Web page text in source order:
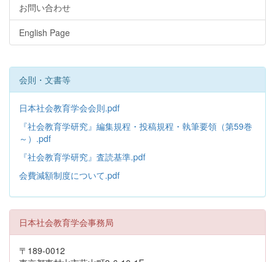
お問い合わせ
English Page
会則・文書等
日本社会教育学会会則.pdf
『社会教育学研究』編集規程・投稿規程・執筆要領（第59巻
～）.pdf
『社会教育学研究』査読基準.pdf
会費減額制度について.pdf
日本社会教育学会事務局
〒189-0012